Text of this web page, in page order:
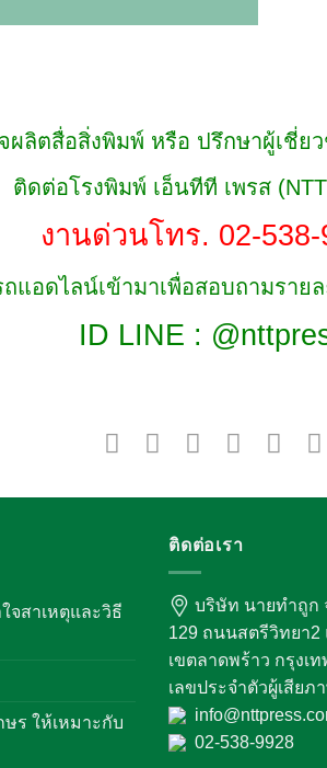
ผลิตสื่อสิ่งพิมพ์ หรือ ปรึกษาผู้เชี่ย
ติดต่อโรงพิมพ์ เอ็นทีที เพรส
งานด่วนโทร. 02-538-
แอดไลน์เข้ามาเพื่อสอบถามราย
ID LINE :
จสาเหตุและวิธี
ร ให้เหมาะกับ
ติดต่อเรา
บริษัท นายทำถูก
129 ถนนสตรีวิทยา2
เขตลาดพร้าว กรุงเ
เลขประจำตัวผู้เสียภ
02-538-9928